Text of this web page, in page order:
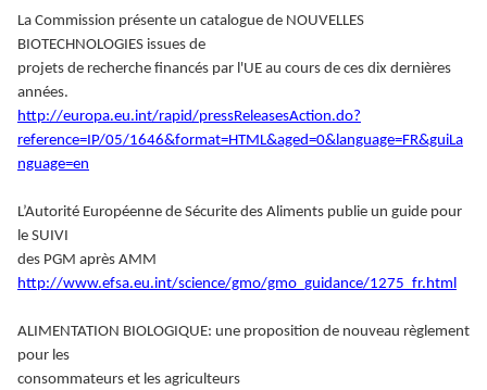
La Commission présente un catalogue de NOUVELLES
BIOTECHNOLOGIES issues de
projets de recherche financés par l'UE au cours de ces dix dernières
années.
http://europa.eu.int/rapid/pressReleasesAction.do?
reference=IP/05/1646&format=HTML&aged=0&language=FR&guiLa
nguage=en
L’Autorité Européenne de Sécurite des Aliments publie un guide pour
le SUIVI
des PGM après AMM
http://www.efsa.eu.int/science/gmo/gmo_guidance/1275_fr.html
ALIMENTATION BIOLOGIQUE: une proposition de nouveau règlement
pour les
consommateurs et les agriculteurs